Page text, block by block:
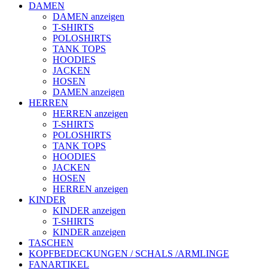
DAMEN
DAMEN anzeigen
T-SHIRTS
POLOSHIRTS
TANK TOPS
HOODIES
JACKEN
HOSEN
DAMEN anzeigen
HERREN
HERREN anzeigen
T-SHIRTS
POLOSHIRTS
TANK TOPS
HOODIES
JACKEN
HOSEN
HERREN anzeigen
KINDER
KINDER anzeigen
T-SHIRTS
KINDER anzeigen
TASCHEN
KOPFBEDECKUNGEN / SCHALS /ARMLINGE
FANARTIKEL